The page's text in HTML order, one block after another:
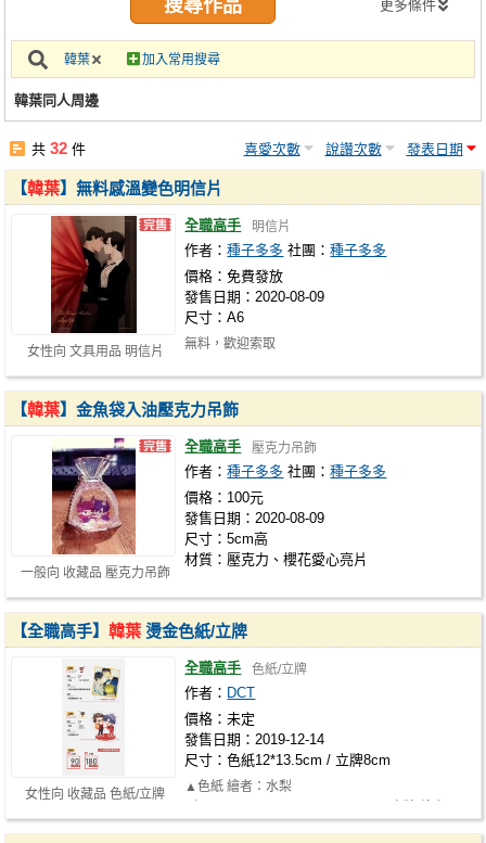
會員功能選單
註冊會員
更多條件
韓葉 加入常用搜尋
韓葉同人周邊
共32 件 喜愛次數 說讚次數 發表日期
女性向 文具用品 明信片
【韓葉】無料感溫變色明信片
全職高手 明信片
作者：種子多多 社團：種子多多
價格：免費發放
發售日期：2020-08-09
尺寸：A6
無料，歡迎索取
一般向 收藏品 壓克力吊飾
【韓葉】金魚袋入油壓克力吊飾
全職高手 壓克力吊飾
作者：種子多多 社團：種子多多
價格：100元
發售日期：2020-08-09
尺寸：5cm高
材質：壓克力、櫻花愛心亮片
女性向 收藏品 色紙/立牌
【全職高手】韓葉 燙金色紙/立牌
全職高手 色紙/立牌
作者： DCT
價格：未定
發售日期：2019-12-14
尺寸：色紙12*13.5cm / 立牌8cm
▲色紙 繪者：水梨